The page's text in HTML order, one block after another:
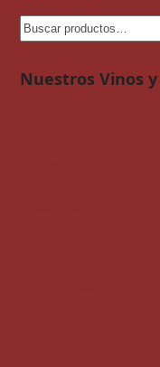
Nuestros Vinos